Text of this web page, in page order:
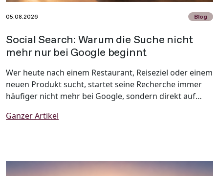
05.08.2026 Blog
Social Search: Warum die Suche nicht
mehr nur bei Google beginnt
Wer heute nach einem Restaurant, Reiseziel oder einem
neuen Produkt sucht, startet seine Recherche immer
häufiger nicht mehr bei Google, sondern direkt auf
längst von einer reinen Unterhaltungsplattform zu
Informationen finden und Kaufentscheidungen treffen.
Ganzer Artikel